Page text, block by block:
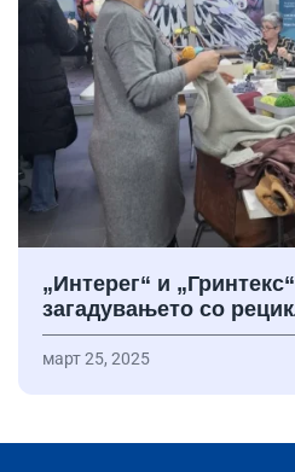
„Интерег“ и
загадувањето со
март 25, 2025